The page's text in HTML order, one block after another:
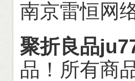
南京雷恒网
聚折良品
品！所有商